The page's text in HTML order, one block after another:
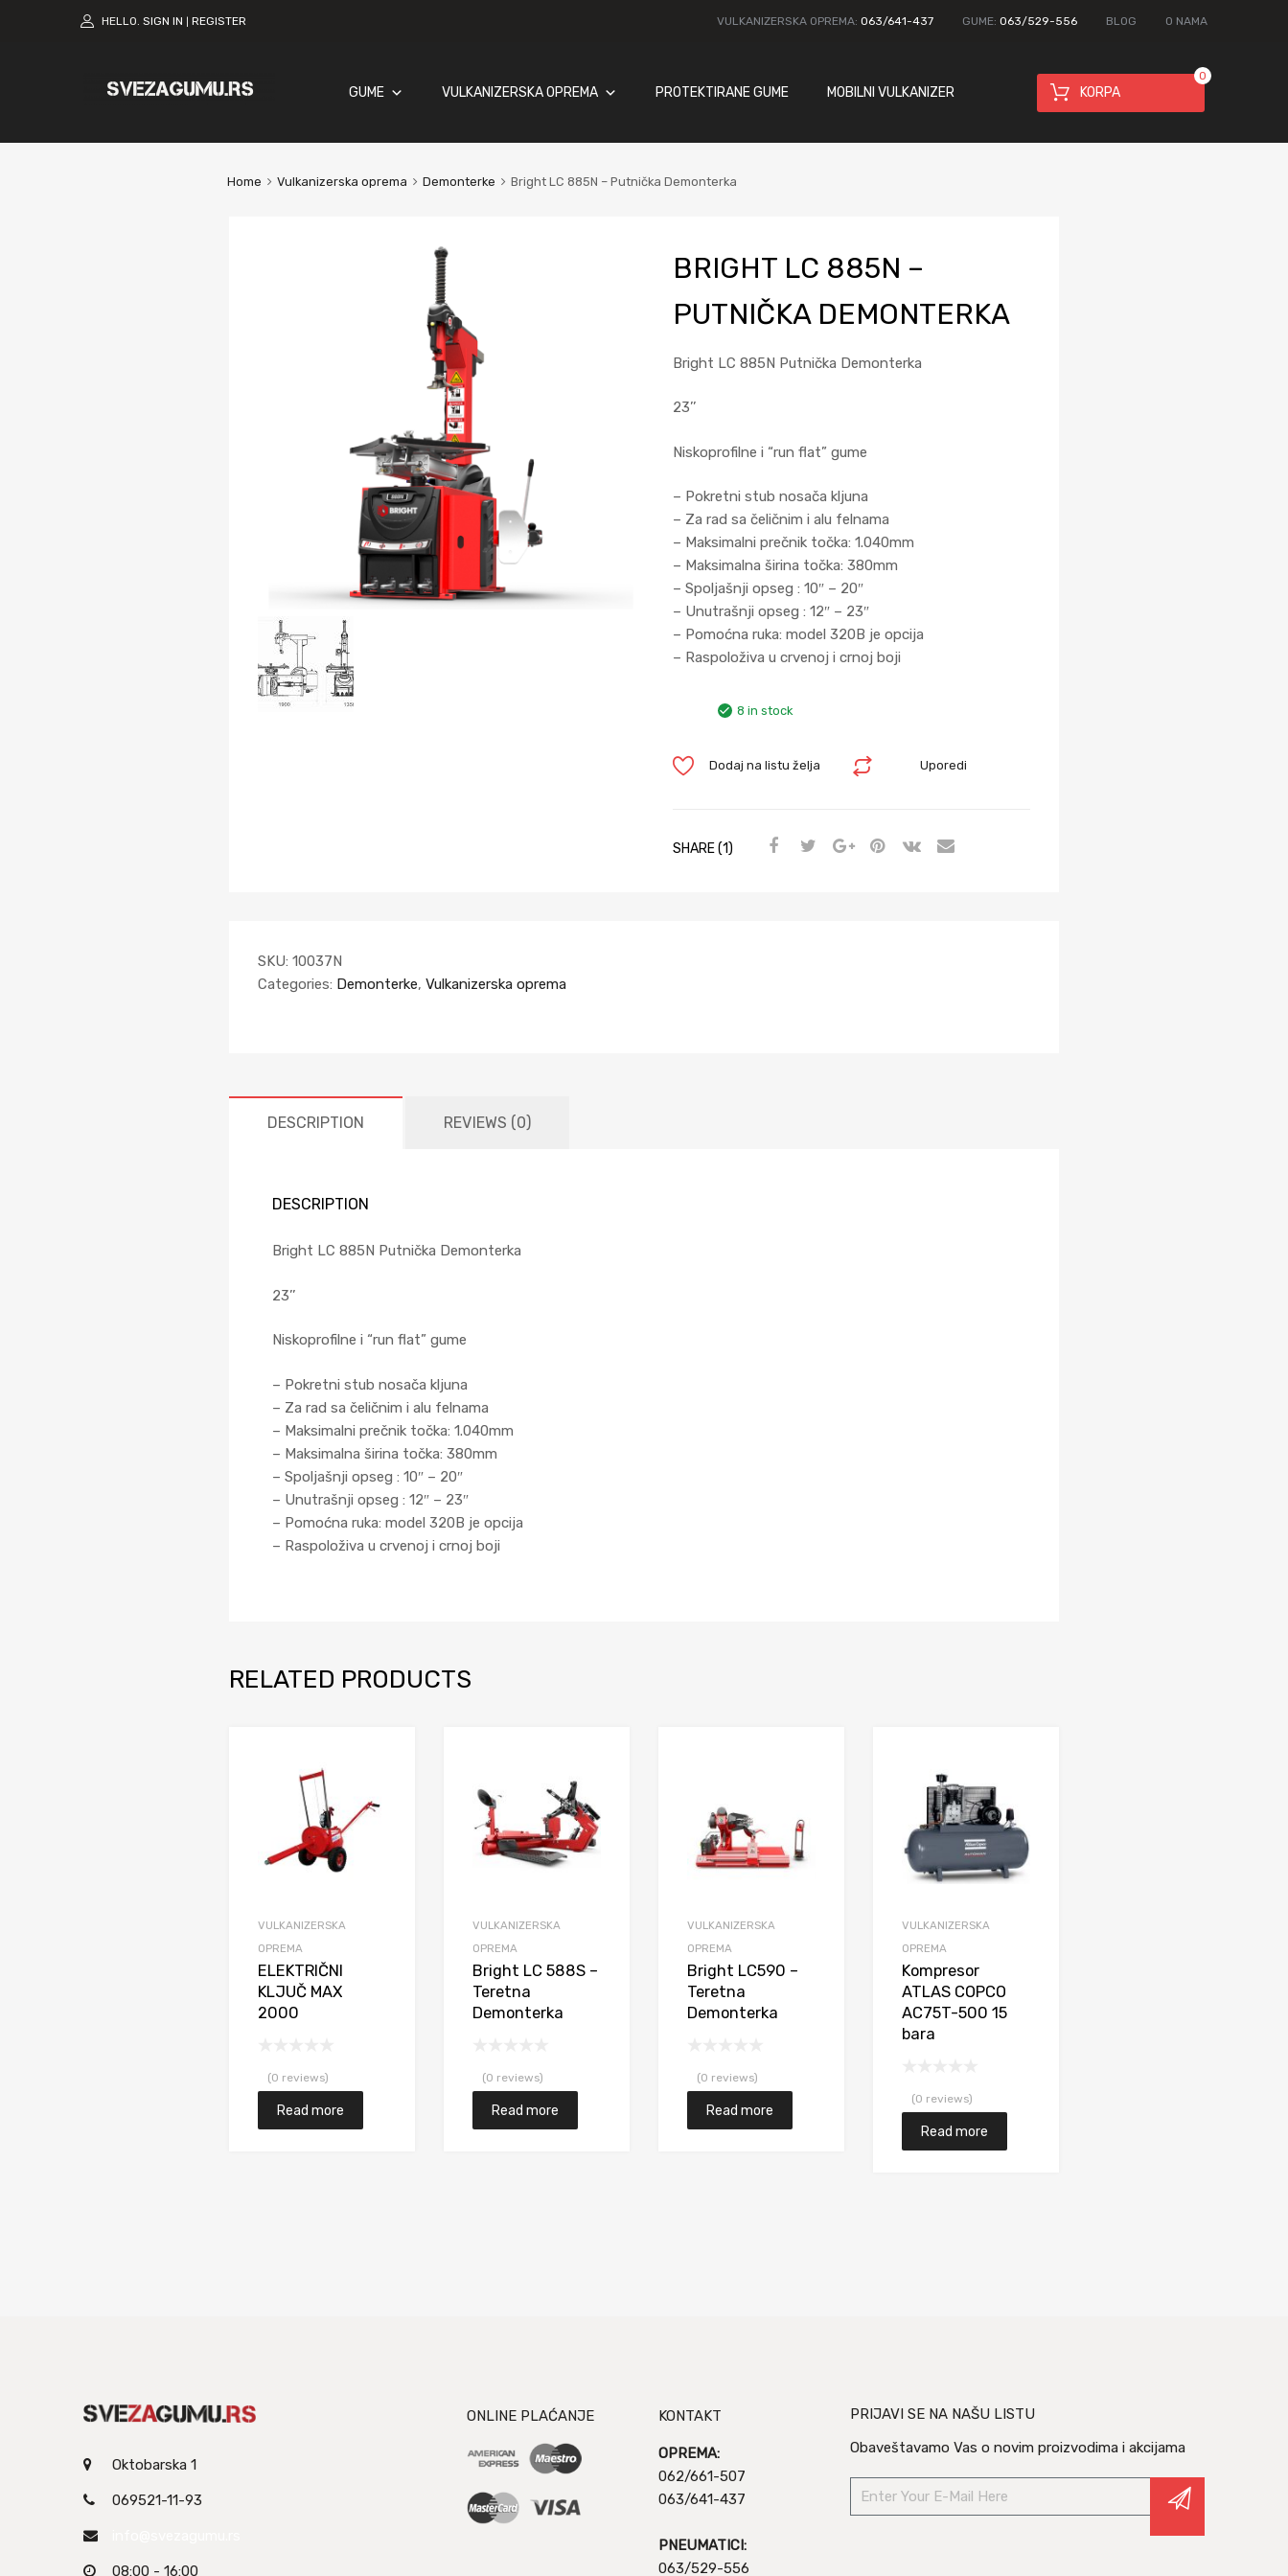
HELLO. SIGN IN REGISTER VULKANIZERSKA OPREMA: 063/641-437 GUME: 063/529-556 BLOG O NAMA
KORPA
0
GUME VULKANIZERSKA OPREMA PROTEKTIRANE GUME MOBILNI VULKANIZER
Home Vulkanizerska oprema Demonterke Bright LC 885N – Putnička Demonterka
BRIGHT LC 885N –
PUTNIČKA DEMONTERKA
Bright LC 885N Putnička Demonterka
23’’
Niskoprofilne i “run flat” gume
– Pokretni stub nosača kljuna
– Za rad sa čeličnim i alu felnama
– Maksimalni prečnik točka: 1.040mm
– Maksimalna širina točka: 380mm
– Spoljašnji opseg : 10″ – 20″
– Unutrašnji opseg : 12″ – 23″
– Pomoćna ruka: model 320B je opcija
– Raspoloživa u crvenoj i crnoj boji
8 in stock
Uporedi
Dodaj na listu želja
SHARE (1)
SKU: 10037N
Categories: Demonterke, Vulkanizerska oprema
DESCRIPTION REVIEWS (0)
DESCRIPTION
Bright LC 885N Putnička Demonterka
23’’
Niskoprofilne i “run flat” gume
– Pokretni stub nosača kljuna
– Za rad sa čeličnim i alu felnama
– Maksimalni prečnik točka: 1.040mm
– Maksimalna širina točka: 380mm
– Spoljašnji opseg : 10″ – 20″
– Unutrašnji opseg : 12″ – 23″
– Pomoćna ruka: model 320B je opcija
– Raspoloživa u crvenoj i crnoj boji
RELATED PRODUCTS
VULKANIZERSKA
OPREMA
ELEKTRIČNI
KLJUČ MAX
2000
(0 reviews)
Read more
VULKANIZERSKA
OPREMA
Bright LC 588S –
Teretna
Demonterka
(0 reviews)
Read more
VULKANIZERSKA
OPREMA
Bright LC590 –
Teretna
Demonterka
(0 reviews)
Read more
VULKANIZERSKA
OPREMA
Kompresor
ATLAS COPCO
AC75T-500 15
bara
(0 reviews)
Read more
Oktobarska 1
069521-11-93
08:00 - 16:00
ONLINE PLAĆANJE KONTAKT
OPREMA:
062/661-507
063/641-437
PNEUMATICI:
063/529-556
PRIJAVI SE NA NAŠU LISTU
Obaveštavamo Vas o novim proizvodima i akcijama